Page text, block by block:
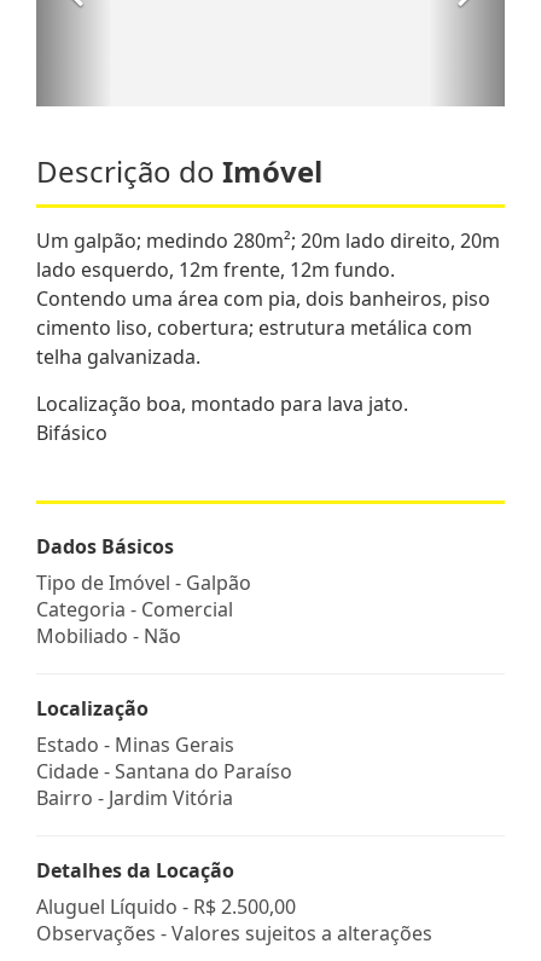
Descrição do Imóvel
Um galpão; medindo 280m²; 20m lado direito, 20m
lado esquerdo, 12m frente, 12m fundo.
Contendo uma área com pia, dois banheiros, piso
cimento liso, cobertura; estrutura metálica com
telha galvanizada.
Localização boa, montado para lava jato.
Bifásico
Dados Básicos
Tipo de Imóvel - Galpão
Categoria - Comercial
Mobiliado - Não
Localização
Estado - Minas Gerais
Cidade -Santana do Paraíso
Bairro - Jardim Vitória
Detalhes da Locação
Aluguel Líquido - R$ 2.500,00
Observações - Valores sujeitos a alterações